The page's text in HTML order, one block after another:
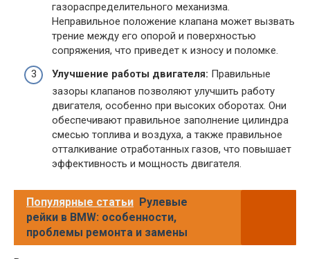
газораспределительного механизма.
Неправильное положение клапана может вызвать
трение между его опорой и поверхностью
сопряжения, что приведет к износу и поломке.
Улучшение работы двигателя: Правильные
зазоры клапанов позволяют улучшить работу
двигателя, особенно при высоких оборотах. Они
обеспечивают правильное заполнение цилиндра
смесью топлива и воздуха, а также правильное
отталкивание отработанных газов, что повышает
эффективность и мощность двигателя.
Популярные статьи Рулевые
рейки в BMW: особенности,
проблемы ремонта и замены